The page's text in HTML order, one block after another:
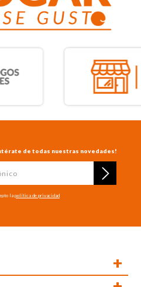
de todas nuestras novedades!
lapolítica de privacidad
+